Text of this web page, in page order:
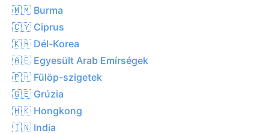
🇲🇲 Burma
🇨🇾 Ciprus
🇰🇷 Dél-Korea
🇦🇪 Egyesült Arab Emírségek
🇵🇭 Fülöp-szigetek
🇬🇪 Grúzia
🇭🇰 Hongkong
🇮🇳 India